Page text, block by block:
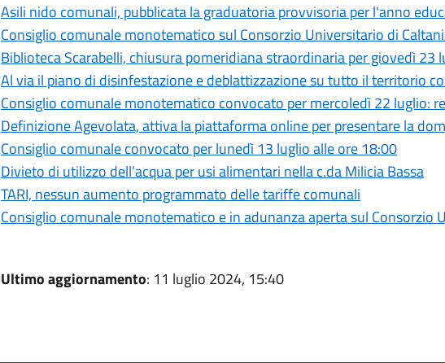
Asili nido comunali, pubblicata la graduatoria provvisoria per l'anno
Consiglio comunale monotematico sul Consorzio Universitario di
Biblioteca Scarabelli, chiusura pomeridiana straordinaria per giovedì 23
Al via il piano di disinfestazione e deblattizzazione su tutto il territorio
Consiglio comunale monotematico convocato per mercoledì 22 luglio:
Definizione Agevolata, attiva la piattaforma online per presentare la
Consiglio comunale convocato per lunedì 13 luglio alle ore 18:00
Divieto di utilizzo dell’acqua per usi alimentari nella c.da Milicia Bassa
TARI, nessun aumento programmato delle tariffe comunali
Consiglio comunale monotematico e in adunanza aperta sul Consorzio
Ultimo aggiornamento: 11 luglio 2024, 15:40